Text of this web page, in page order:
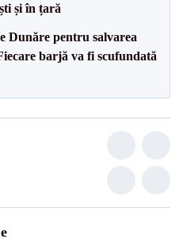
și în țară
Dunăre pentru salvarea
barjă va fi scufundată